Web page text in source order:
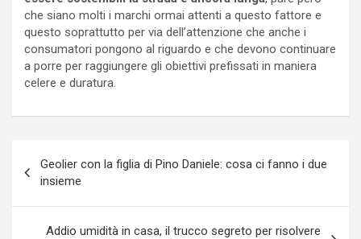
che siano molti i marchi ormai attenti a questo fattore e
questo soprattutto per via dell’attenzione che anche i
consumatori pongono al riguardo e che devono continuare
a porre per raggiungere gli obiettivi prefissati in maniera
celere e duratura.
articoli
Geolier con la figlia di Pino Daniele: cosa ci fanno i due
insieme
Addio umidità in casa, il trucco segreto per risolvere